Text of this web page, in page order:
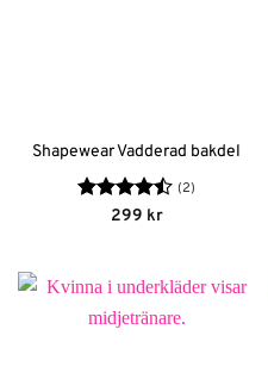
Shapewear Vadderad bakdel
Betygsatt
(2)
299 kr